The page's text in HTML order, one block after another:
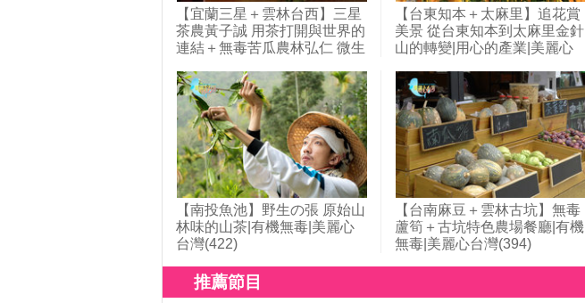
【宜蘭三星＋雲林台西】三星
茶農黃子誠 用茶打開與世界的
連結＋無毒苦瓜農林弘仁 微生
業|美麗心台灣(427)
【台東知本＋太麻里】追花賞
美景 從台東知本到太麻里金針
山的轉變|用心的產業|美麗心
【南投魚池】野生の張 原始山
林味的山茶|有機無毒|美麗心
台灣(422)
【台南麻豆＋雲林古坑】無毒
蘆筍＋古坑特色農場餐廳|有機
無毒|美麗心台灣(394)
推薦節目